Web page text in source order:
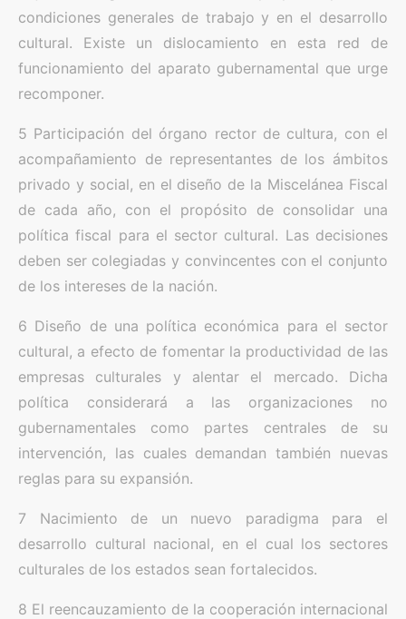
condiciones generales de trabajo y en el desarrollo
cultural. Existe un dislocamiento en esta red de
funcionamiento del aparato gubernamental que urge
recomponer.
5 Participación del órgano rector de cultura, con el
acompañamiento de representantes de los ámbitos
privado y social, en el diseño de la Miscelánea Fiscal
de cada año, con el propósito de consolidar una
política fiscal para el sector cultural. Las decisiones
deben ser colegiadas y convincentes con el conjunto
de los intereses de la nación.
6 Diseño de una política económica para el sector
cultural, a efecto de fomentar la productividad de las
empresas culturales y alentar el mercado. Dicha
política considerará a las organizaciones no
gubernamentales como partes centrales de su
intervención, las cuales demandan también nuevas
reglas para su expansión.
7 Nacimiento de un nuevo paradigma para el
desarrollo cultural nacional, en el cual los sectores
culturales de los estados sean fortalecidos.
8 El reencauzamiento de la cooperación internacional